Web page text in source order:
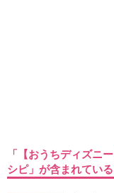
「【おうちディズニ
シピ」が含まれてい